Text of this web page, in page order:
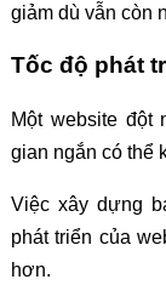
giảm dù vẫn còn
Tốc độ phát
Một website đột
gian ngắn có thể
Việc xây dựng
phát triển của
hơn.